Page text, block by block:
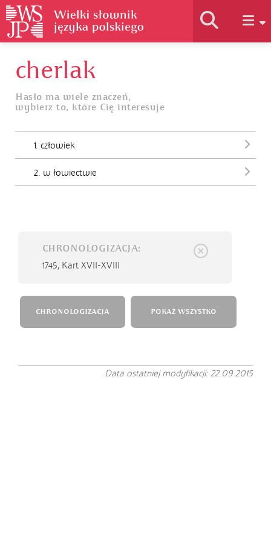
Jak korzystać
cherlak
Hasło ma wiele znaczeń,
wybierz to, które Cię interesuje
1. człowiek
2. w łowiectwie
CHRONOLOGIZACJA:
1745, Kart XVII-XVIII
CHRONOLOGIZACJA POKAŻ WSZYSTKO
Data ostatniej modyfikacji: 22.09.2015